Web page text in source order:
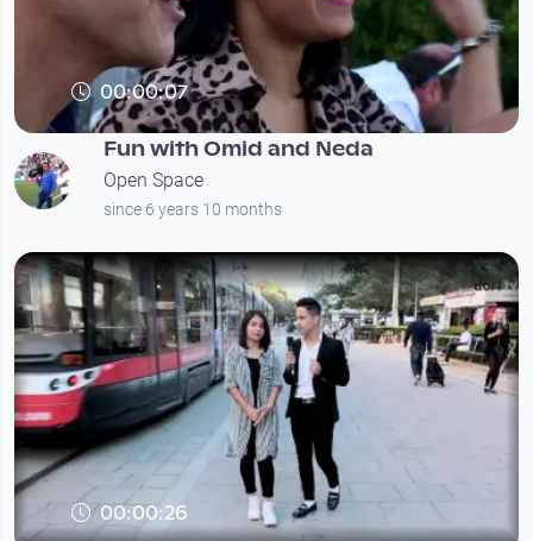
00:00:07
Fun with Omid and Neda
Open Space
since 6 years 10 months
00:00:26